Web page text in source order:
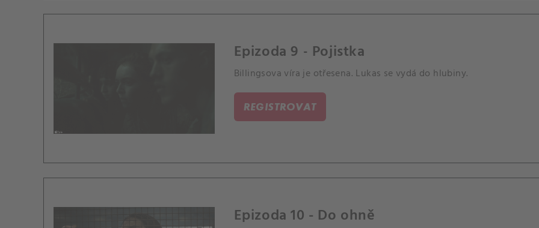
Epizoda 9 - Pojistka
Billingsova víra je otřesena. Lukas se vydá do hlubiny.
REGISTROVAT
Epizoda 10 - Do ohně